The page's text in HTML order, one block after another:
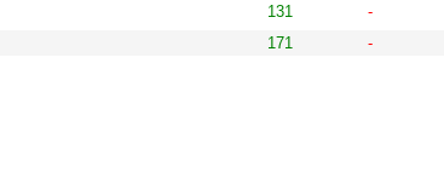
131 -
171 -